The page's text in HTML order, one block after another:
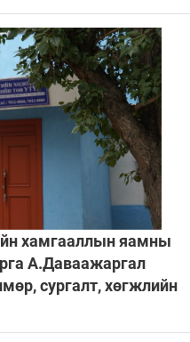
хамгааллын яамны
А.Даваажаргал
сургалт, хөгжлийн